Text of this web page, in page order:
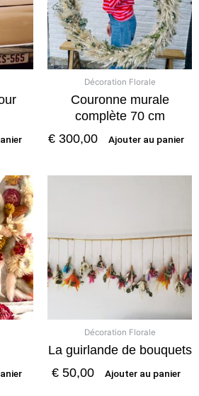
Décoration Florale
Couronne murale
complète 70 cm
€ 300,00 Ajouter au panier
Décoration Florale
La guirlande de bouquets
€ 50,00 Ajouter au panier